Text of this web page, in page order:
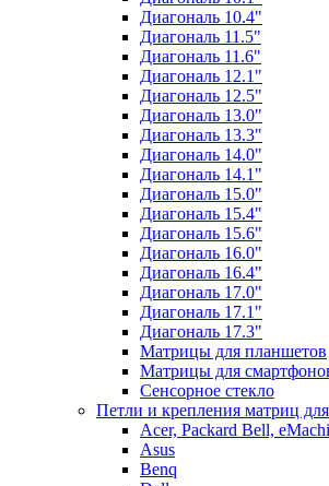
Диагональ 10.4"
Диагональ 11.5"
Диагональ 11.6"
Диагональ 12.1"
Диагональ 12.5"
Диагональ 13.0"
Диагональ 13.3"
Диагональ 14.0"
Диагональ 14.1"
Диагональ 15.0"
Диагональ 15.4"
Диагональ 15.6"
Диагональ 16.0"
Диагональ 16.4"
Диагональ 17.0"
Диагональ 17.1"
Диагональ 17.3"
Матрицы для планшетов
Матрицы для
Сенсорное стекло
Петли и крепления матриц
Acer, Packard Bell,
Asus
Benq